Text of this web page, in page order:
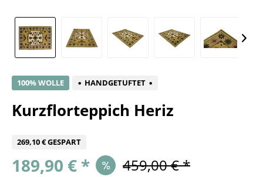
100% WOLLE HANDGETUFTET
Kurzflorteppich Heriz
269,10 € GESPART
189,90 € * 459,00 € *